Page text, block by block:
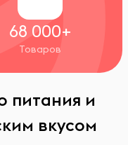
68 000+
Товаров
питания и
вкусом